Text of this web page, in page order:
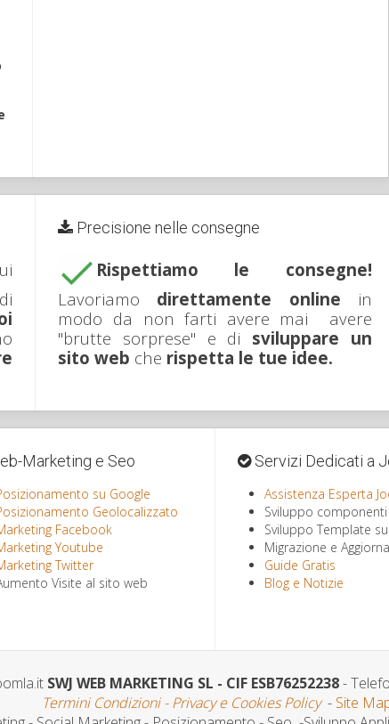
Precisione nelle consegne
Rispettiamo le consegne!
Lavoriamo direttamente online in
modo da non farti avere mai avere
"brutte sorprese" e di sviluppare un
sito web che rispetta le tue idee.
Marketing e Seo
su Google
Geolocalizzato
Facebook
Youtube
Twitter
Visite al sito web
Servizi Dedicati a
Assistenza Esperta
Sviluppo
Sviluppo Template
Migrazione e
Guide Gratis
Blog e Notizie
SWJ WEB MARKETING SL - CIF ESB76252238-
Termini Condizioni - Privacy e Cookies Policy- Site